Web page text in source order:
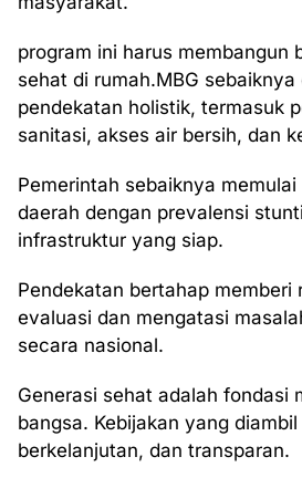
program ini harus membangun
sehat di rumah.MBG
pendekatan holistik, termasuk
sanitasi, akses air bersih, dan
Pemerintah sebaiknya
daerah dengan prevalensi
infrastruktur yang siap.
Pendekatan bertahap memberi
evaluasi dan mengatasi
secara nasional.
Generasi sehat adalah fondasi
bangsa. Kebijakan yang
berkelanjutan, dan transparan.